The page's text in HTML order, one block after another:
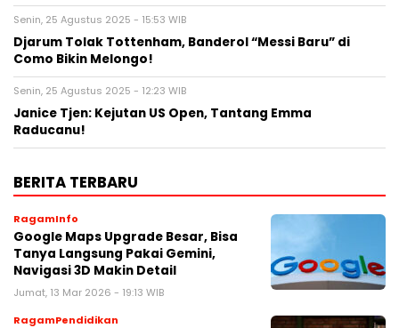
Senin, 25 Agustus 2025 - 15:53 WIB
Djarum Tolak Tottenham, Banderol “Messi Baru” di
Como Bikin Melongo!
Senin, 25 Agustus 2025 - 12:23 WIB
Janice Tjen: Kejutan US Open, Tantang Emma
Raducanu!
BERITA TERBARU
RagamInfo
Google Maps Upgrade Besar, Bisa
Tanya Langsung Pakai Gemini,
Navigasi 3D Makin Detail
Jumat, 13 Mar 2026 - 19:13 WIB
RagamPendidikan